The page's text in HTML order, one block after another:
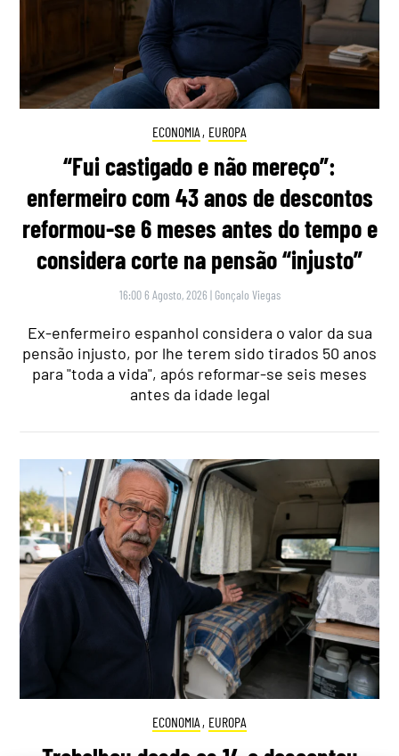
ECONOMIA , EUROPA
“Fui castigado e não mereço”:
enfermeiro com 43 anos de descontos
reformou-se 6 meses antes do tempo e
considera corte na pensão “injusto”
16:00 6 Agosto, 2026 | Gonçalo Viegas
Ex-enfermeiro espanhol considera o valor da sua
pensão injusto, por lhe terem sido tirados 50 anos
para "toda a vida", após reformar-se seis meses
antes da idade legal
ECONOMIA , EUROPA